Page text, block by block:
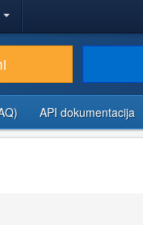
API dokumentacija